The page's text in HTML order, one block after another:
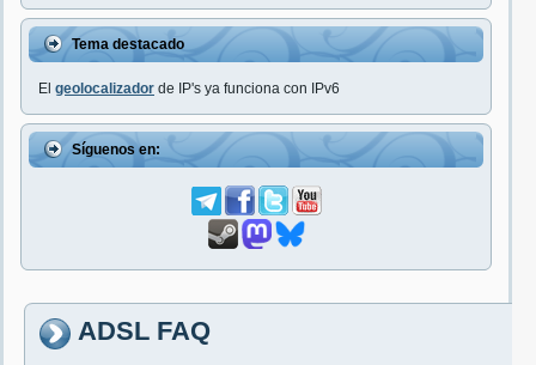
Tema destacado
El geolocalizador de IP's ya funciona con IPv6
Síguenos en:
ADSL FAQ